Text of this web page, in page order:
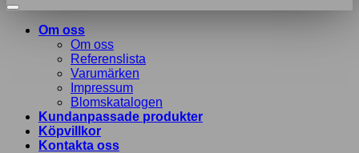
Om oss
Om oss
Referenslista
Varumärken
Impressum
Blomskatalogen
Kundanpassade produkter
Köpvillkor
Kontakta oss